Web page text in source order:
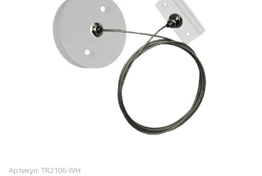
Артикул: TR2106-WH